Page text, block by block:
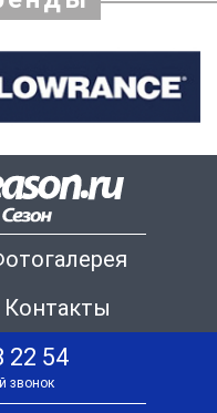
Контакты
22 54
звонок